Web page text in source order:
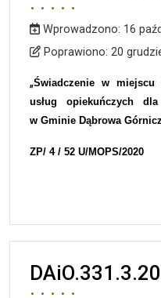
Wprowadzono
Wprowadzono: 16
Poprawiono
Poprawiono: 20
„Świadczenie w miejscu
usług opiekuńczych
w Gminie Dąbrowa
ZP/ 4 / 52 U/MOPS/2020